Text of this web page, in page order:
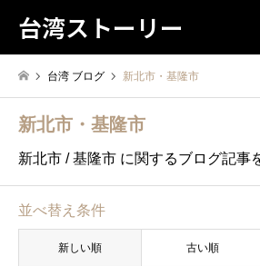
台湾ストーリー
台湾 ブログ 新北市・基隆市
新北市・基隆市
新北市 / 基隆市 に関するブログ記事
並べ替え条件
新しい順 古い順